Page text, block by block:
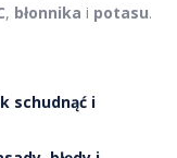
, błonnika i potasu.
schudnąć i